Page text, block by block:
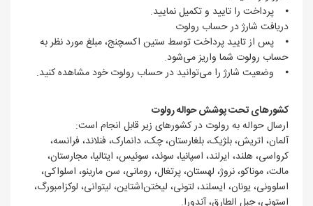
⦁ پرداخت را تایید و تکمیل نمایید.
دریافت شارژ در حساب رولوت
⦁ پس از تایید پرداخت توسط ستین اکسچنج، مبلغ مورد نظر به
حساب رولوت شما واریز می‌شود.
⦁ وضعیت شارژ را می‌توانید در حساب رولوت خود مشاهده کنید.
کشورهای تحت پوشش حواله رولوت
ارسال حواله به رولوت در کشورهای زیر قابل انجام است:
آلمان، اتریش، بلژیک، بلغارستان، چک، دانمارک، فنلاند، فرانسه،
کرواسی، هلند، ایرلند، اسپانیا، سوئد، سوئیس، ایتالیا، مجارستان،
مالت، موناکو، نروژ، لهستان، پرتغال، رومانی، سن مارینو، اسلواکی،
اسلوونی، یونان، ایسلند، لتونی، لیختن‌اشتاین، لیتوانی، لوکزامبورگ،